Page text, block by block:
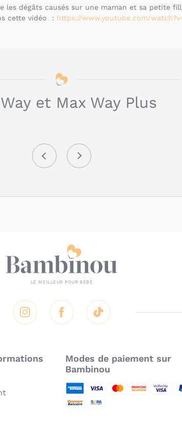
dégâts causés sur une maman et sa petite
cette vidéo : https://www.youtube.com/
et Max Way Plus
PrécédentSuivant
Instagram Facebook Tik Tok
Modes de paiement sur
Bambinou
American Express
Visa